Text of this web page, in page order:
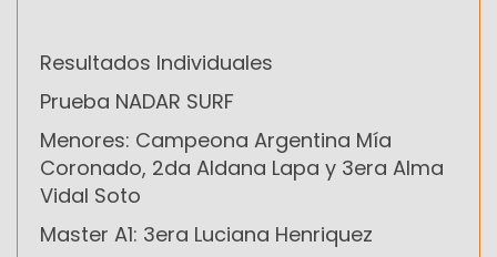
Resultados Individuales
Prueba NADAR SURF
Menores: Campeona Argentina Mía
Coronado, 2da Aldana Lapa y 3era Alma
Vidal Soto
Master A1: 3era Luciana Henriquez